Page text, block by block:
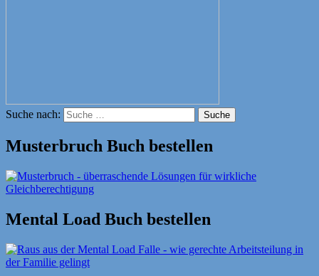
Suche nach: Suche
Musterbruch Buch bestellen
Mental Load Buch bestellen